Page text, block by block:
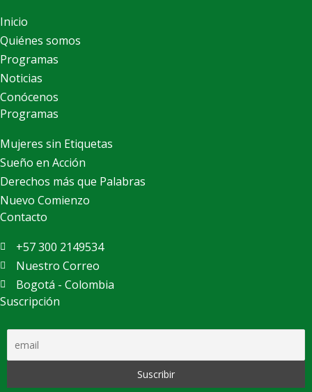
Inicio
Quiénes somos
Programas
Noticias
Conócenos
Programas
Mujeres sin Etiquetas
Sueño en Acción
Derechos más que Palabras
Nuevo Comienzo
Contacto
+57 300 2149534
Nuestro Correo
Bogotá - Colombia
Suscripción